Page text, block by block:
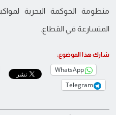
منظومة الحوكمة البحرية
المتسارعة في القطاع.
شارك هذا الموضوع:
WhatsApp
Telegram